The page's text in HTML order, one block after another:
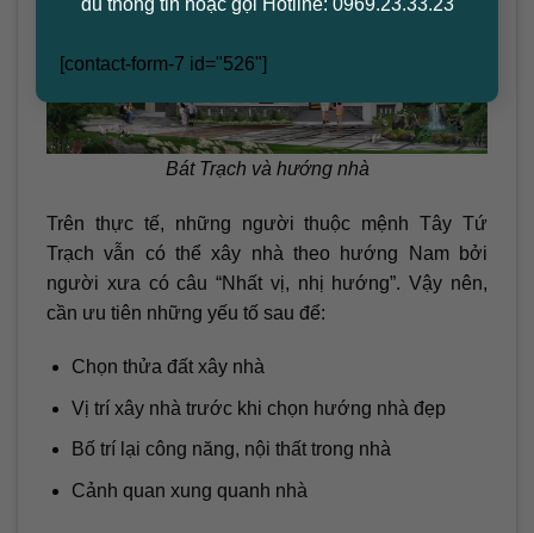
đủ thông tin hoặc gọi Hotline: 0969.23.33.23
[contact-form-7 id="526"]
Bát Trạch và hướng nhà
Trên thực tế, những người thuộc mệnh Tây Tứ
Trạch vẫn có thể xây nhà theo hướng Nam bởi
người xưa có câu “Nhất vị, nhị hướng”. Vậy nên,
cần ưu tiên những yếu tố sau để:
Chọn thửa đất xây nhà
Vị trí xây nhà trước khi chọn hướng nhà đẹp
Bố trí lại công năng, nội thất trong nhà
Cảnh quan xung quanh nhà